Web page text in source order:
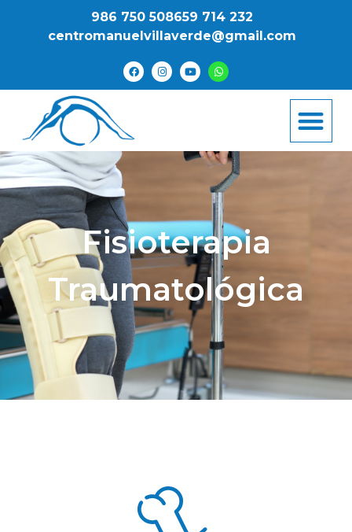
986 750 508659 714 232
centromanuelvillaverde@gmail.com
Fisioterapia
Traumatológica